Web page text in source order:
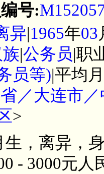
号:
异|1965年03
|公务员|职
员等)|平均
／大连市
>
生，离异，
- 3000元